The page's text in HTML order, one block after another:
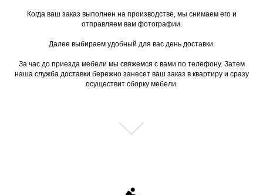
Когда ваш заказ выполнен на производстве, мы снимаем его и
отправляем вам фотографии.
Далее выбираем удобный для вас день доставки.
За час до приезда мебели мы свяжемся с вами по телефону. Затем
наша служба доставки бережно занесет ваш заказ в квартиру и сразу
осуществит сборку мебели.